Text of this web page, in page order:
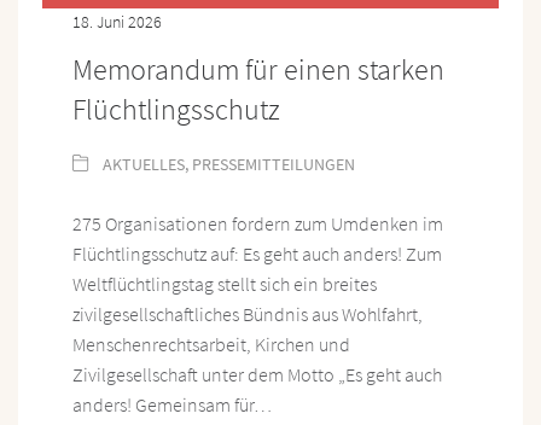
18. Juni 2026
Memorandum für einen starken
Flüchtlingsschutz
AKTUELLES, PRESSEMITTEILUNGEN
275 Organisationen fordern zum Umdenken im
Flüchtlingsschutz auf: Es geht auch anders! Zum
Weltflüchtlingstag stellt sich ein breites
zivilgesellschaftliches Bündnis aus Wohlfahrt,
Menschenrechtsarbeit, Kirchen und
Zivilgesellschaft unter dem Motto „Es geht auch
anders! Gemeinsam für…